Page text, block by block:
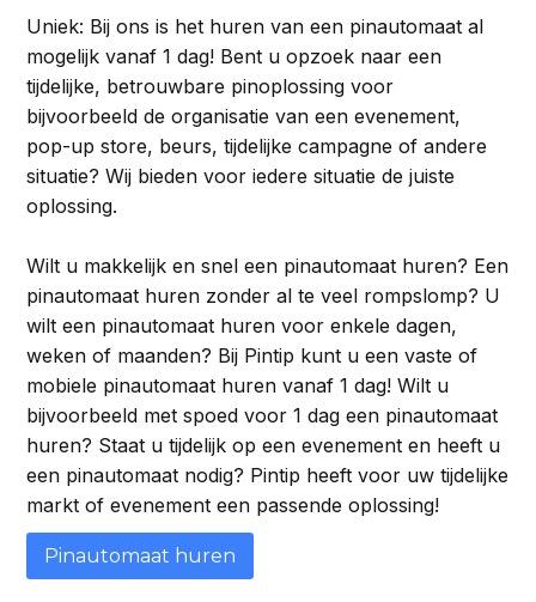
Uniek: Bij ons is het huren van een pinautomaat al
mogelijk vanaf 1 dag! Bent u opzoek naar een
tijdelijke, betrouwbare pinoplossing voor
bijvoorbeeld de organisatie van een evenement,
pop-up store, beurs, tijdelijke campagne of andere
situatie? Wij bieden voor iedere situatie de juiste
oplossing.
Wilt u makkelijk en snel een pinautomaat huren? Een
pinautomaat huren zonder al te veel rompslomp? U
wilt een pinautomaat huren voor enkele dagen,
weken of maanden? Bij Pintip kunt u een vaste of
mobiele pinautomaat huren vanaf 1 dag! Wilt u
bijvoorbeeld met spoed voor 1 dag een pinautomaat
huren? Staat u tijdelijk op een evenement en heeft u
een pinautomaat nodig? Pintip heeft voor uw tijdelijke
markt of evenement een passende oplossing!
Pinautomaat huren